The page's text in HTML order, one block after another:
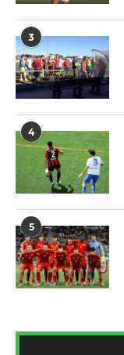
3
4
5